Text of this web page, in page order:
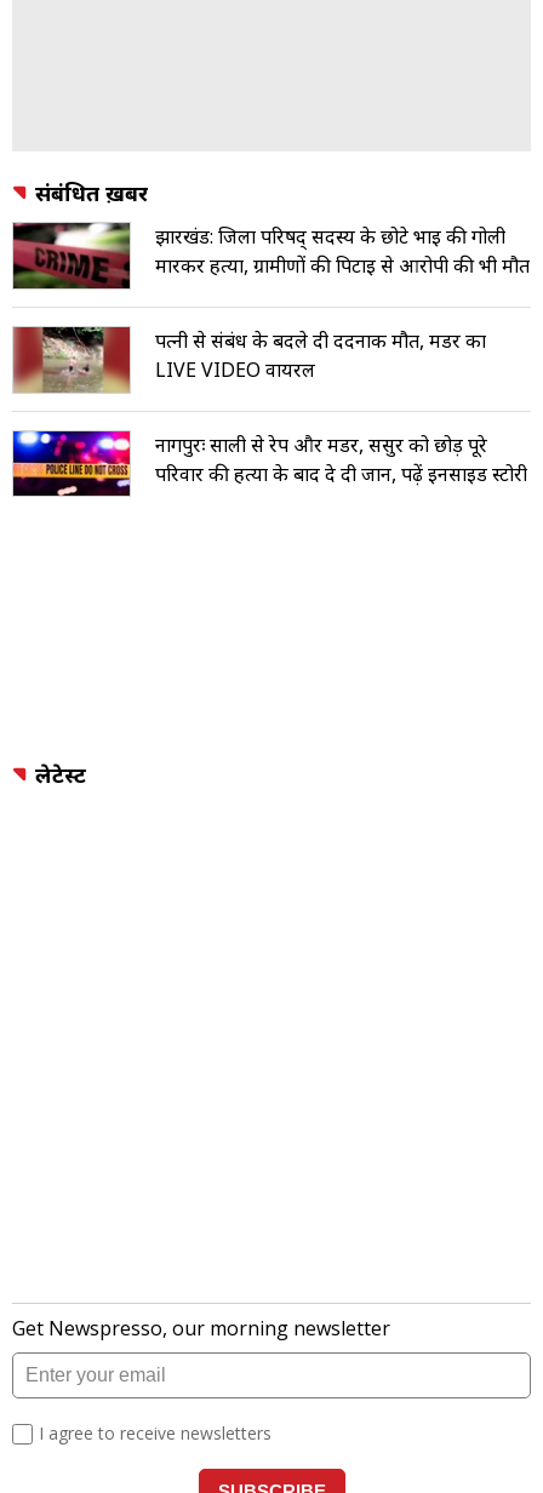
संबंधित ख़बरें
झारखंड: जिला परिषद् सदस्य के छोटे भाई की गोली
मारकर हत्या, ग्रामीणों की पिटाई से आरोपी की भी मौत
पत्नी से संबंध के बदले दी दर्दनाक मौत, मर्डर का
LIVE VIDEO वायरल
नागपुरः साली से रेप और मर्डर, ससुर को छोड़ पूरे
परिवार की हत्या के बाद दे दी जान, पढ़ें इनसाइड स्टोरी
लेटेस्ट